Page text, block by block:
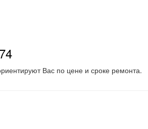
Вас по цене и сроке ремонта.